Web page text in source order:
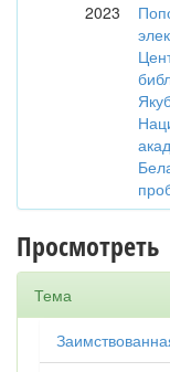
2023
Просмотреть
Тема